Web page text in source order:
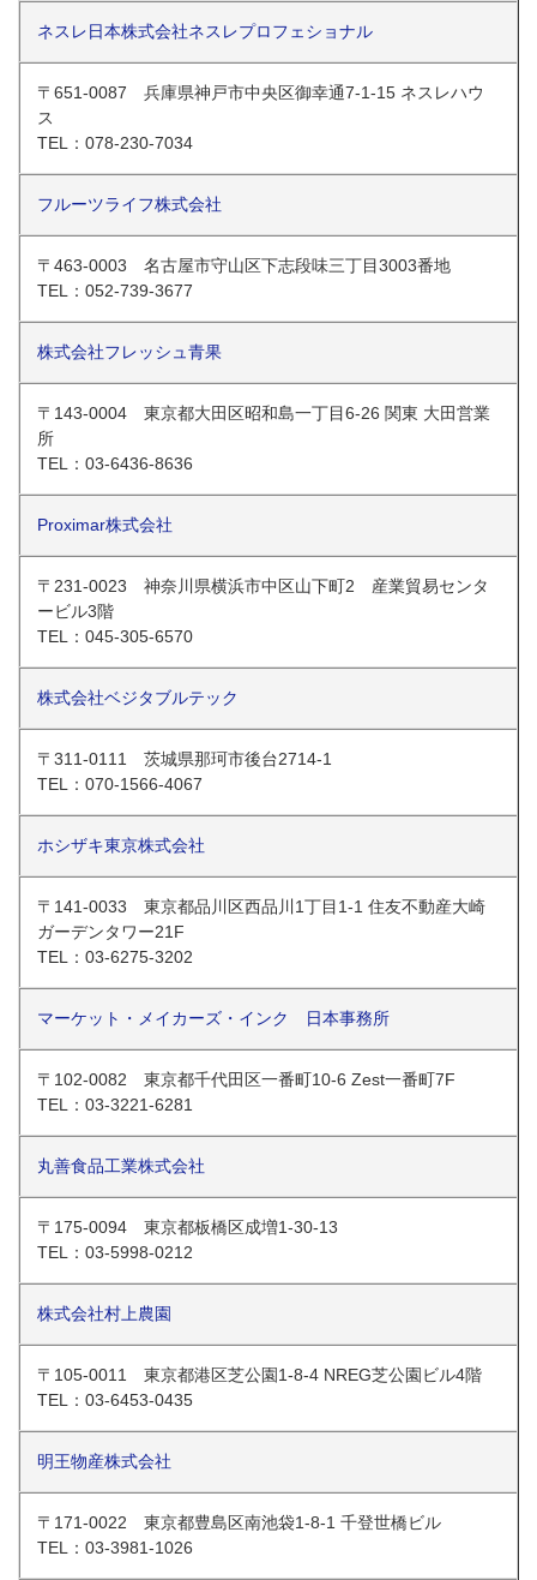
ネスレ日本株式会社ネスレプロフェショナル
〒651-0087 兵庫県神戸市中央区御幸通7-1-15 ネスレハウ
ス
TEL：078-230-7034
フルーツライフ株式会社
〒463-0003 名古屋市守山区下志段味三丁目3003番地
TEL：052-739-3677
株式会社フレッシュ青果
〒143-0004 東京都大田区昭和島一丁目6-26 関東 大田営業
所
TEL：03-6436-8636
Proximar株式会社
〒231-0023 神奈川県横浜市中区山下町2 産業貿易センタ
ービル3階
TEL：045-305-6570
株式会社ベジタブルテック
〒311-0111 茨城県那珂市後台2714-1
TEL：070-1566-4067
ホシザキ東京株式会社
〒141-0033 東京都品川区西品川1丁目1-1 住友不動産大崎
ガーデンタワー21F
TEL：03-6275-3202
マーケット・メイカーズ・インク 日本事務所
〒102-0082 東京都千代田区一番町10-6 Zest一番町7F
TEL：03-3221-6281
丸善食品工業株式会社
〒175-0094 東京都板橋区成増1-30-13
TEL：03-5998-0212
株式会社村上農園
〒105-0011 東京都港区芝公園1-8-4 NREG芝公園ビル4階
TEL：03-6453-0435
明王物産株式会社
〒171-0022 東京都豊島区南池袋1-8-1 千登世橋ビル
TEL：03-3981-1026